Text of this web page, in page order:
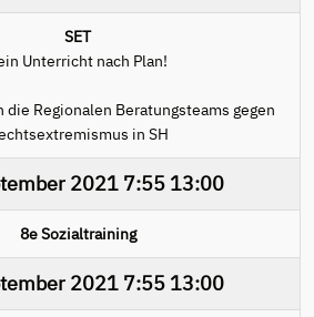
SET
Unterricht nach Plan!
Regionalen Beratungsteams gegen
in SH
20217:55 13:00
8e Sozialtraining
20217:55 13:00